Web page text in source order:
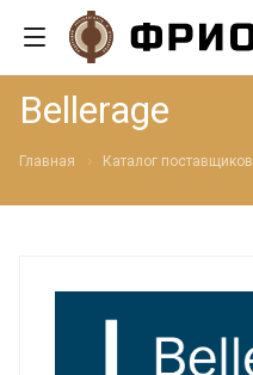
Bellerage
Главная Каталог поставщиков